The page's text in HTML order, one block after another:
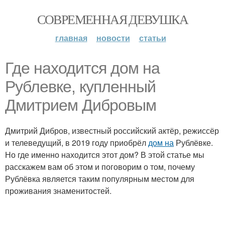
СОВРЕМЕННАЯ ДЕВУШКА
главная новости статьи
Где находится дом на
Рублевке, купленный
Дмитрием Дибровым
Дмитрий Дибров, известный российский актёр, режиссёр
и телеведущий, в 2019 году приобрёлдом на Рублёвке.
Но где именно находится этот дом? В этой статье мы
расскажем вам об этом и поговорим о том, почему
Рублёвка является таким популярным местом для
проживания знаменитостей.